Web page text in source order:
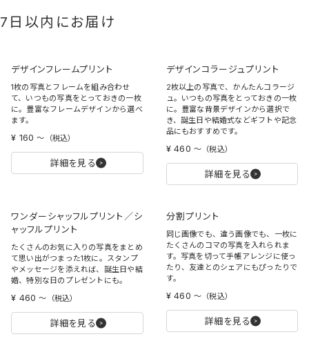
7日以内にお届け
デザインフレームプリント
1枚の写真とフレームを組み合わせ
て、いつもの写真をとっておきの一枚
に。豊富なフレームデザインから選べ
ます。
¥ 160 〜 （税込）
詳細を見る
デザインコラージュプリント
2枚以上の写真で、かんたんコラージ
ュ。いつもの写真をとっておきの一枚
に。豊富な背景デザインから選択で
き、誕生日や結婚式などギフトや記念
品にもおすすめです。
¥ 460 〜 （税込）
詳細を見る
ワンダーシャッフルプリント／シ
ャッフルプリント
たくさんのお気に入りの写真をまとめ
て思い出がつまった1枚に。スタンプ
やメッセージを添えれば、誕生日や結
婚、特別な日のプレゼントにも。
¥ 460 〜 （税込）
詳細を見る
分割プリント
同じ画像でも、違う画像でも、一枚に
たくさんのコマの写真を入れられま
す。写真を切って手帳アレンジに使っ
たり、友達とのシェアにもぴったりで
す。
¥ 460 〜 （税込）
詳細を見る